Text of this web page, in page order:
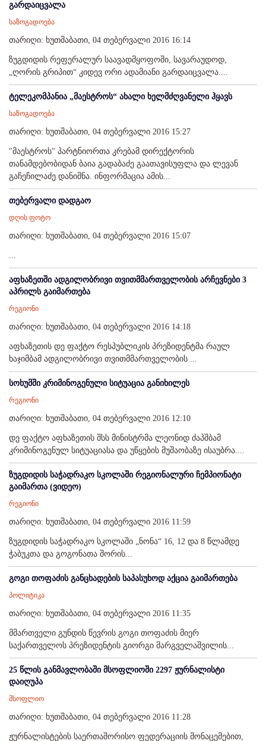
გარდაიცვალა
საზოგადოება
თარიღი: ხუთშაბათი, 04 თებერვალი 2016 16:14
ზუგდიდის რეფერალურ საავადმყოფოში, სავარაუდოდ,
„ღორის გრიპით“ კიდევ ორი ადამიანი გარდაიცვალა....
ტელეკომპანია „მაესტროს“ ახალი ხელმძღვანელი ჰყავს
საზოგადოება
თარიღი: ხუთშაბათი, 04 თებერვალი 2016 15:27
"მაესტროს" პარტნიორთა კრებამ დირექტორის
თანამდებობიდან ბაია გადაბაძე გაათავისუფლა და ლევან
გაჩეჩილაძე დანიშნა. ინფორმაცია ამის...
თებერვალი დადგაო
დღის ფოტო
თარიღი: ხუთშაბათი, 04 თებერვალი 2016 15:07
...
აფხაზეთში ადგილობრივი თვითმმართველობის არჩევნები 3
აპრილს გაიმართება
რეგიონი
თარიღი: ხუთშაბათი, 04 თებერვალი 2016 14:18
აფხაზეთის დე ფაქტო რესპუბლიკის პრეზიდენტმა რაულ
ხაჯიმბამ ადგილობრივი თვითმმართველობის ...
სოხუმში კრიმინოგენული სიტუაცია განიხილეს
რეგიონი
თარიღი: ხუთშაბათი, 04 თებერვალი 2016 12:10
დე ფაქტო აფხაზეთის შსს მინისტრმა ლეონიდ ძაპშბამ
კრიმინოგენულ სიტუაციასა და უწყების მუშაობაზე ისაუბრა....
ზუგდიდის საჭადრაკო სკოლაში რეგიონალური ჩემპიონატი
გაიმართა (ვიდეო)
რეგიონი
თარიღი: ხუთშაბათი, 04 თებერვალი 2016 11:59
ზუგდიდის საჭადრაკო სკოლაში „ნონა“ 16, 12 და 8 წლამდე
ჭაბუკთა და გოგონათა შორის...
გოგი თოფაძის განცხადების საპასუხოდ აქცია გაიმართება
პოლიტიკა
თარიღი: ხუთშაბათი, 04 თებერვალი 2016 11:35
მმართველი გუნდის წევრის გოგი თოფაძის მიერ
საქართველოს პრეზიდენტის გიორგი მარგველაშვილის...
25 წლის განმავლობაში მსოფლიოში 2297 ჟურნალისტი
დაიღუპა
მსოფლიო
თარიღი: ხუთშაბათი, 04 თებერვალი 2016 11:28
ჟურნალისტების საერთაშორისო ფედერაციის მონაცემებით,